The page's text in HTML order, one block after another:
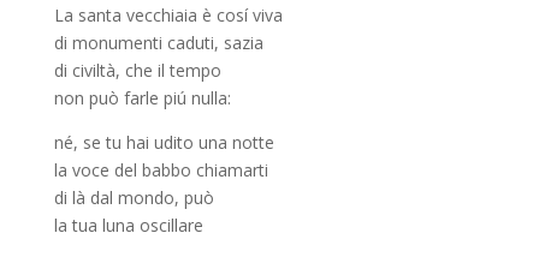
La santa vecchiaia è cosí viva
di monumenti caduti, sazia
di civiltà, che il tempo
non può farle piú nulla:
né, se tu hai udito una notte
la voce del babbo chiamarti
di là dal mondo, può
la tua luna oscillare